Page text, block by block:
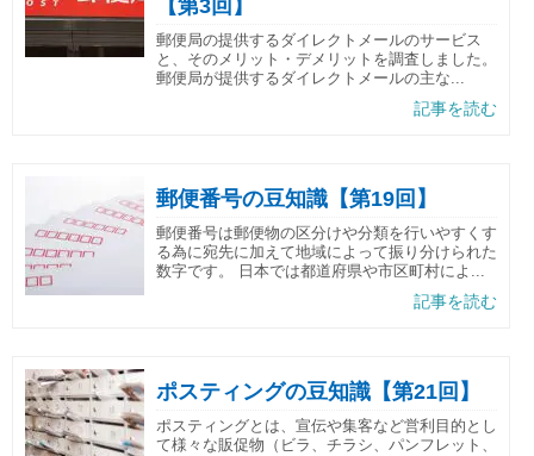
【第3回】
郵便局の提供するダイレクトメールのサービス
と、そのメリット・デメリットを調査しました。
郵便局が提供するダイレクトメールの主な...
記事を読む
郵便番号の豆知識【第19回】
郵便番号は郵便物の区分けや分類を行いやすくす
る為に宛先に加えて地域によって振り分けられた
数字です。 日本では都道府県や市区町村によ...
記事を読む
ポスティングの豆知識【第21回】
ポスティングとは、宣伝や集客など営利目的とし
て様々な販促物（ビラ、チラシ、パンフレット、